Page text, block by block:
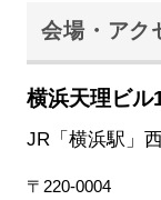
会場・アク
横浜天理ビ
JR「横浜駅」
〒220-0004